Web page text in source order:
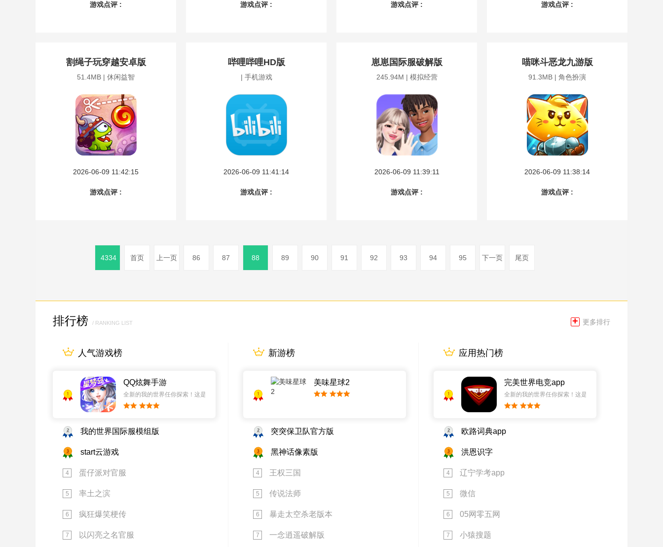
游戏点评 : 游戏点评 : 游戏点评 : 游戏点评 :
割绳子玩穿越安卓版
51.4MB | 休闲益智
2026-06-09 11:42:15
游戏点评 :
哔哩哔哩HD版
| 手机游戏
2026-06-09 11:41:14
游戏点评 :
崽崽国际服破解版
245.94M | 模拟经营
2026-06-09 11:39:11
游戏点评 :
喵咪斗恶龙九游版
91.3MB | 角色扮演
2026-06-09 11:38:14
游戏点评 :
4334 首页 上一页 86 87 88 89 90 91 92 93 94 95 下一页 尾页
排行榜 / RANKING LIST + 更多排行
人气游戏榜
1
QQ炫舞手游
全新的我的世界任你探索！这是一个小提示字段。
2 我的世界国际服模组版
3 start云游戏
4 蛋仔派对官服
5 率土之滨
6 疯狂爆笑梗传
7 以闪亮之名官服
新游榜
1
美味星球2
2 突突保卫队官方版
3 黑神话像素版
4 王权三国
5 传说法师
6 暴走太空杀老版本
7 一念逍遥破解版
应用热门榜
1
完美世界电竞app
全新的我的世界任你探索！这是一个小提示字段。
2 欧路词典app
3 洪恩识字
4 辽宁学考app
5 微信
6 05网零五网
7 小猿搜题